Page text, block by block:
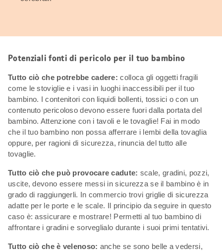
Potenziali fonti di pericolo per il tuo bambino
Tutto ciò che potrebbe cadere:colloca gli oggetti fragili
come le stoviglie e i vasi in luoghi inaccessibili per il tuo
bambino. I contenitori con liquidi bollenti, tossici o con un
contenuto pericoloso devono essere fuori dalla portata del
bambino. Attenzione con i tavoli e le tovaglie! Fai in modo
che il tuo bambino non possa afferrare i lembi della tovaglia
oppure, per ragioni di sicurezza, rinuncia del tutto alle
tovaglie.
Tutto ciò che può provocare cadute: scale, gradini, pozzi,
uscite, devono essere messi in sicurezza se il bambino è in
grado di raggiungerli. In commercio trovi griglie di sicurezza
adatte per le porte e le scale. Il principio da seguire in questo
caso è: assicurare e mostrare! Permetti al tuo bambino di
affrontare i gradini e sorveglialo durante i suoi primi tentativi.
Tutto ciò che è velenoso: anche se sono belle a vedersi,